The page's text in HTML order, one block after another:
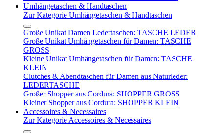
Umhängetaschen & Handtaschen
Zur Kategorie Umhängetaschen & Handtaschen
Große Unikat Damen Ledertaschen: TASCHE LEDER
Große Unikat Umhängetaschen für Damen: TASCHE
GROSS
Kleine Unikat Umhängetaschen für Damen: TASCHE
KLEIN
Clutches & Abendtaschen für Damen aus Naturleder:
LEDERTASCHE
Großer Shopper aus Cordura: SHOPPER GROSS
Kleiner Shopper aus Cordura: SHOPPER KLEIN
Accessoires & Necessaires
Zur Kategorie Accessoires & Necessaires